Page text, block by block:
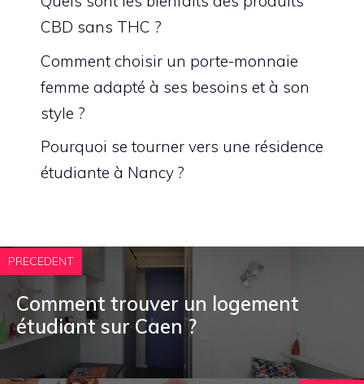
CBD sans THC ?
Comment choisir un porte-monnaie
femme adapté à ses besoins et à son
style ?
Pourquoi se tourner vers une résidence
étudiante à Nancy ?
PRECEDENT
Comment trouver un logement
étudiant sur Caen ?